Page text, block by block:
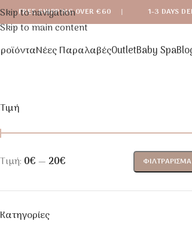
Skip to navigation
Skip to main content
FREE SHIPPING OVER €60 | 1-3 DAYS
Νέες ΠαραλαβέςOutletBaby Spa
Τιμή
ΦΙΛΤΡΆΡΙΣΜΑ
Τιμή: 0€—20€
Κατηγορίες